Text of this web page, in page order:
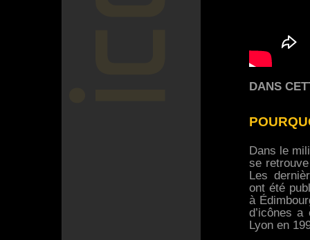
DANS
Dans le
se
Les
ont été
à
d’icônes
Lyon en